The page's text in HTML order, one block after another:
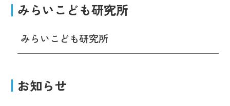
みらいこども研究所
みらいこども研究所
お知らせ